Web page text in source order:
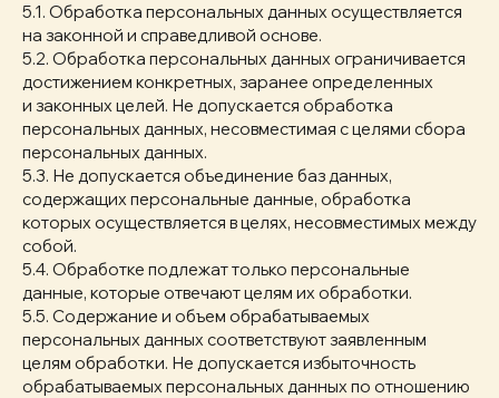
5.1. Обработка персональных данных осуществляется
на законной и справедливой основе.
5.2. Обработка персональных данных ограничивается
достижением конкретных, заранее определенных
и законных целей. Не допускается обработка
персональных данных, несовместимая с целями сбора
персональных данных.
5.3. Не допускается объединение баз данных,
содержащих персональные данные, обработка
которых осуществляется в целях, несовместимых между
собой.
5.4. Обработке подлежат только персональные
данные, которые отвечают целям их обработки.
5.5. Содержание и объем обрабатываемых
персональных данных соответствуют заявленным
целям обработки. Не допускается избыточность
обрабатываемых персональных данных по отношению